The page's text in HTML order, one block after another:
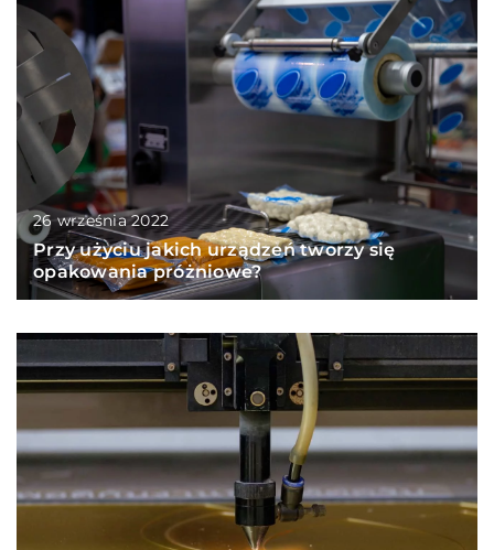
26 września 2022
Przy użyciu jakich urządzeń tworzy się
opakowania próżniowe?